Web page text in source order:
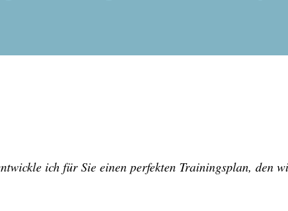
ich für Sie einen perfekten Trainingsplan, den